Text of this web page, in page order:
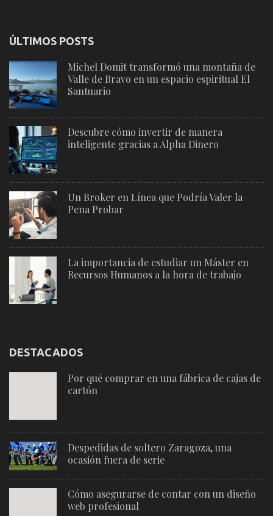
ÚLTIMOS POSTS
Michel Domit transformó una montaña de
Valle de Bravo en un espacio espiritual El
Santuario
Descubre cómo invertir de manera
inteligente gracias a Alpha Dinero
Un Broker en Línea que Podría Valer la
Pena Probar
La importancia de estudiar un Máster en
Recursos Humanos a la hora de trabajo
DESTACADOS
Por qué comprar en una fábrica de cajas de
cartón
Despedidas de soltero Zaragoza, una
ocasión fuera de serie
Cómo asegurarse de contar con un diseño
web profesional